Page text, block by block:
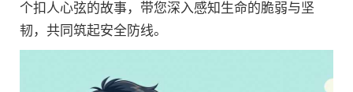
个扣人心弦的故事，带您深入感知生命的脆弱与坚
韧，共同筑起安全防线。